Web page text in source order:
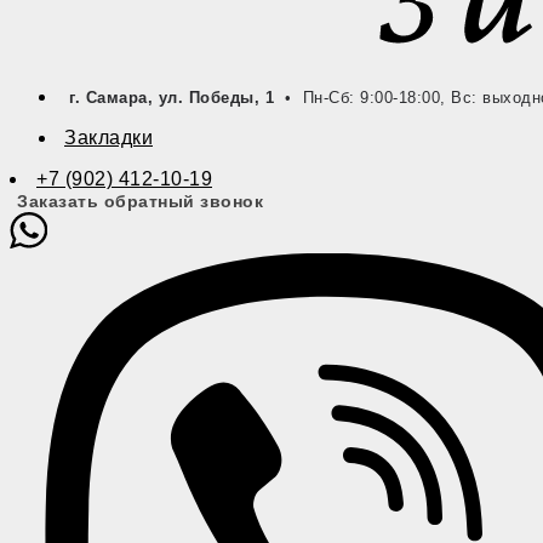
г. Самара, ул. Победы, 1 • Пн-Сб: 9:00-18:00, Вс:
Закладки
+7 (902) 412-10-19
Заказать обратный звонок